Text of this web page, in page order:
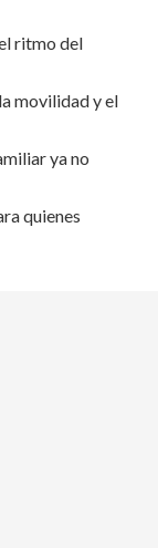
ritmo del
movilidad y el
ya no
quienes